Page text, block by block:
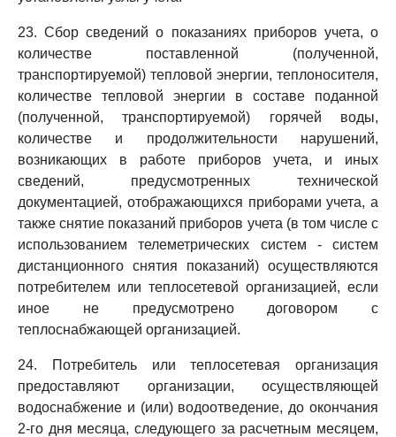
23. Сбор сведений о показаниях приборов учета, о
количестве поставленной (полученной,
транспортируемой) тепловой энергии, теплоносителя,
количестве тепловой энергии в составе поданной
(полученной, транспортируемой) горячей воды,
количестве и продолжительности нарушений,
возникающих в работе приборов учета, и иных
сведений, предусмотренных технической
документацией, отображающихся приборами учета, а
также снятие показаний приборов учета (в том числе с
использованием телеметрических систем - систем
дистанционного снятия показаний) осуществляются
потребителем или теплосетевой организацией, если
иное не предусмотрено договором с
теплоснабжающей организацией.
24. Потребитель или теплосетевая организация
предоставляют организации, осуществляющей
водоснабжение и (или) водоотведение, до окончания
2-го дня месяца, следующего за расчетным месяцем,